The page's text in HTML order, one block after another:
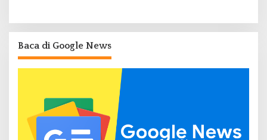
Baca di Google News